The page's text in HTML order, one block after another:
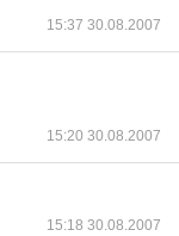
15:37 30.08.2007
15:20 30.08.2007
15:18 30.08.2007